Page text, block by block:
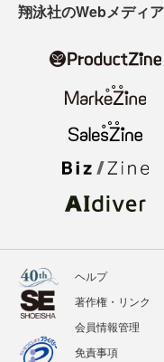
翔泳社のWebメディア
ヘルプ
著作権・リンク
会員情報管理
免責事項